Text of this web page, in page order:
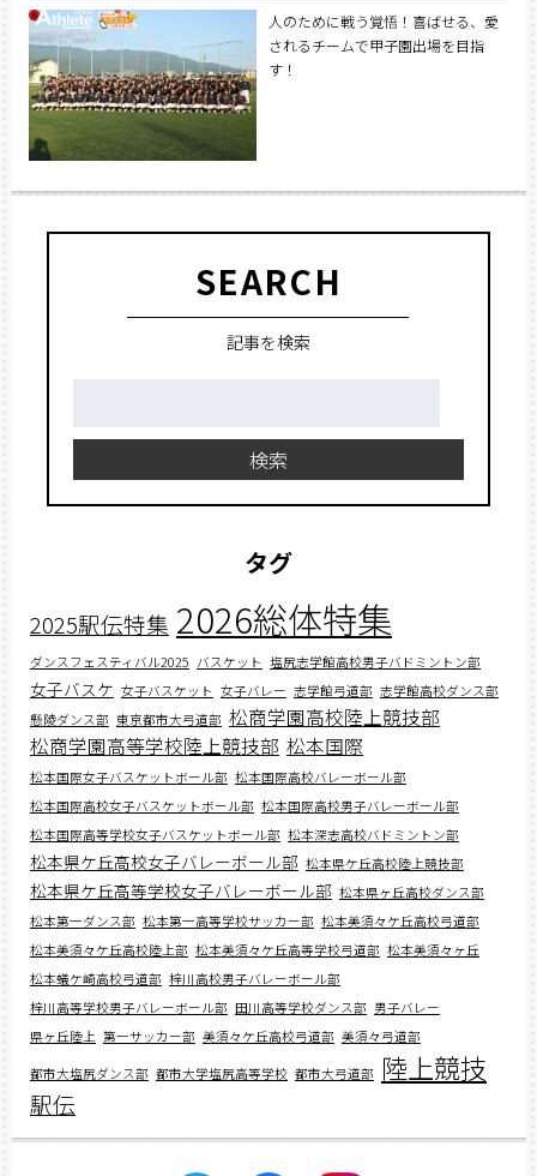
人のために戦う覚悟！喜ばせる、愛
されるチームで甲子園出場を目指
す！
SEARCH
記事を検索
検索
タグ
2025駅伝特集 2026総体特集
ダンスフェスティバル2025 バスケット 塩尻志学館高校男子バドミントン部
女子バスケ 女子バスケット 女子バレー 志学館弓道部 志学館高校ダンス部
懸陵ダンス部 東京都市大弓道部 松商学園高校陸上競技部
松商学園高等学校陸上競技部 松本国際
松本国際女子バスケットボール部 松本国際高校バレーボール部
松本国際高校女子バスケットボール部 松本国際高校男子バレーボール部
松本国際高等学校女子バスケットボール部 松本深志高校バドミントン部
松本県ケ丘高校女子バレーボール部 松本県ケ丘高校陸上競技部
松本県ケ丘高等学校女子バレーボール部 松本県ヶ丘高校ダンス部
松本第一ダンス部 松本第一高等学校サッカー部 松本美須々ケ丘高校弓道部
松本美須々ケ丘高校陸上部 松本美須々ケ丘高等学校弓道部 松本美須々ヶ丘
松本蟻ケ崎高校弓道部 梓川高校男子バレーボール部
梓川高等学校男子バレーボール部 田川高等学校ダンス部 男子バレー
県ヶ丘陸上 第一サッカー部 美須々ケ丘高校弓道部 美須々弓道部
都市大塩尻ダンス部 都市大学塩尻高等学校 都市大弓道部 陸上競技
駅伝